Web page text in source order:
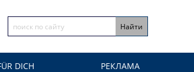
DICH РЕКЛАМА